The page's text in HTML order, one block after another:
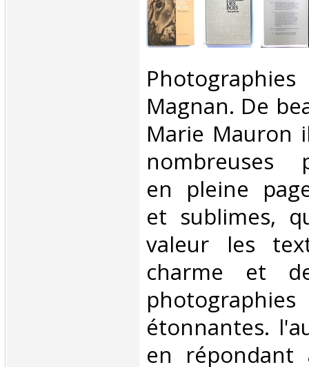
Magnan. De
Marie Mauron
nombreuses
en pleine
et sublimes,
valeur les
charme et
étonnantes.
en répondant